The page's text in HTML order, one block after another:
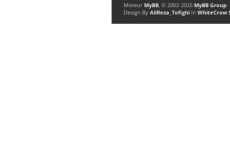
Moteur MyBB, © 2002-2026 MyBB Group.
Design By AliReza_TofighiIn WhiteCrow